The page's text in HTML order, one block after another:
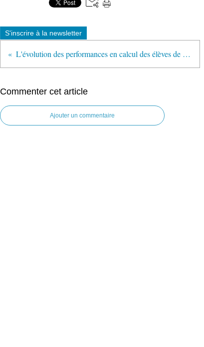
S'inscrire à la newsletter
L'évolution des performances en calcul des élèves de CM2 à trente ans d'intervalle (1987-2017) (Note d'information de la DEPP publiée en mars 2019)
Commenter cet article
Ajouter un commentaire